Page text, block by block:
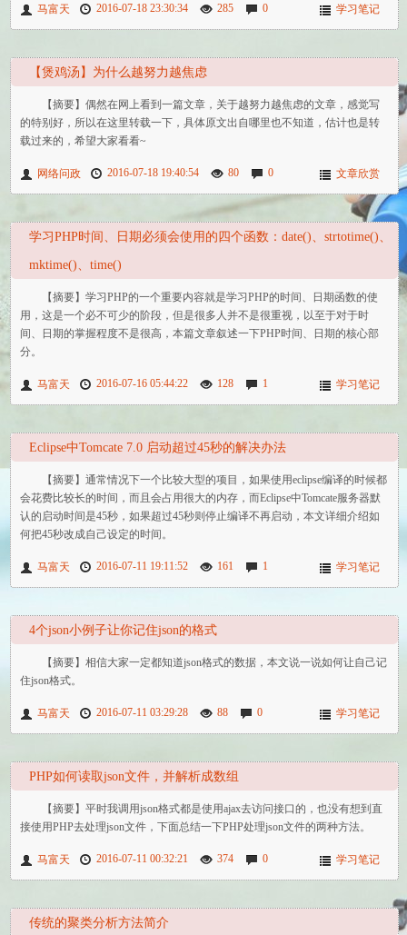
2016-07-18 23:30:34 285 0 学习笔记
马富天
【煲鸡汤】为什么越努力越焦虑
【摘要】偶然在网上看到一篇文章，关于越努力越焦虑的文章，感觉写
的特别好，所以在这里转载一下，具体原文出自哪里也不知道，估计也是转
载过来的，希望大家看看~
2016-07-18 19:40:54 80 0 文章欣赏
网络问政
学习PHP时间、日期必须会使用的四个函数：date()、strtotime()、
mktime()、time()
【摘要】学习PHP的一个重要内容就是学习PHP的时间、日期函数的使
用，这是一个必不可少的阶段，但是很多人并不是很重视，以至于对于时
间、日期的掌握程度不是很高，本篇文章叙述一下PHP时间、日期的核心部
分。
2016-07-16 05:44:22 128 1 学习笔记
马富天
Eclipse中Tomcate 7.0 启动超过45秒的解决办法
【摘要】通常情况下一个比较大型的项目，如果使用eclipse编译的时候都
会花费比较长的时间，而且会占用很大的内存，而Eclipse中Tomcate服务器默
认的启动时间是45秒，如果超过45秒则停止编译不再启动，本文详细介绍如
何把45秒改成自己设定的时间。
2016-07-11 19:11:52 161 1 学习笔记
马富天
4个json小例子让你记住json的格式
【摘要】相信大家一定都知道json格式的数据，本文说一说如何让自己记
住json格式。
2016-07-11 03:29:28 88 0 学习笔记
马富天
PHP如何读取json文件，并解析成数组
【摘要】平时我调用json格式都是使用ajax去访问接口的，也没有想到直
接使用PHP去处理json文件，下面总结一下PHP处理json文件的两种方法。
2016-07-11 00:32:21 374 0 学习笔记
马富天
传统的聚类分析方法简介